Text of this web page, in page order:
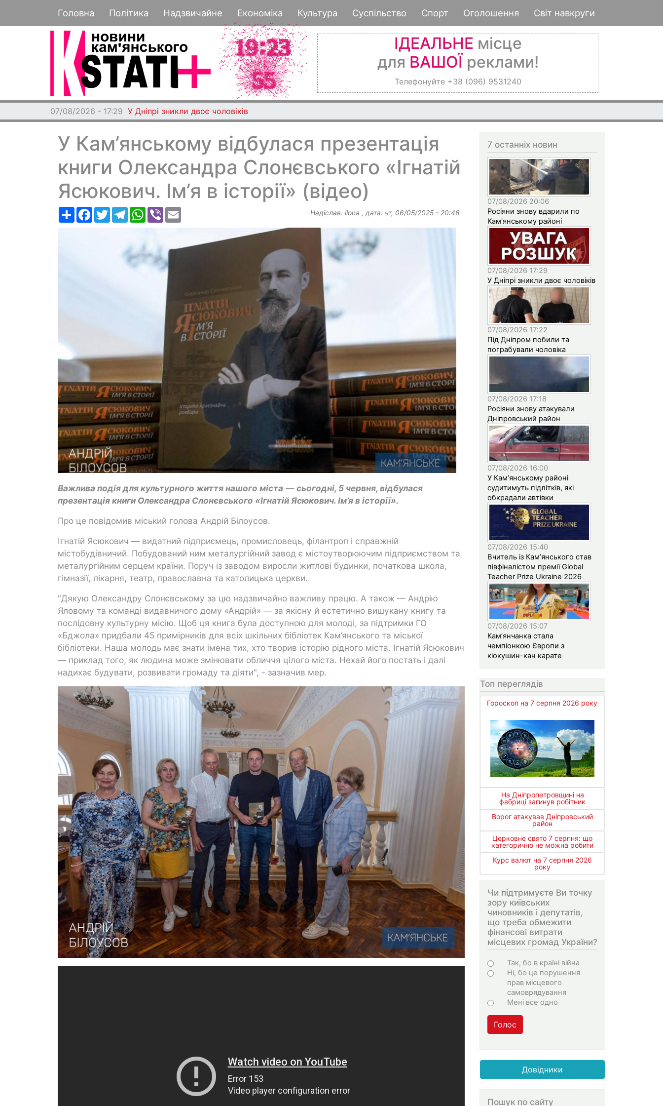
до
основного
Основная навигация
Головна Політика Надзвичайне Економіка Культура Суспільство Спорт Оголошення Світ навкруги
ІДЕАЛЬНЕ місце
для ВАШОЇ реклами!
Телефонуйте +38 (096) 9531240
07/08/2026 - 17:29 У Дніпрі зникли двоє чоловіків
У Кам’янському відбулася презентація
книги Олександра Слонєвського «Ігнатій
Ясюкович. Ім’я в історії» (відео)
РесурсFacebook
TwitterTelegramWhatsApp
Viber Надіслав: ilona , дата: чт, 06/05/2025 - 20:46
Важлива подія для культурного життя нашого міста —сьогодні, 5 червня, відбулася
презентація книги Олександра Слонєвського «Ігнатій Ясюкович. Ім’я в історії».
Про це повідомив міський голова Андрій Білоусов.
Ігнатій Ясюкович — видатний підприємець, промисловець, філантроп і справжній
містобудівничий. Побудований ним металургійний завод є містоутворюючим підприємством та
металургійним серцем країни. Поруч із заводом виросли житлові будинки, початкова школа,
гімназії, лікарня, театр, православна та католицька церкви.
"Дякую Олександру Слонєвському за цю надзвичайно важливу працю. А також — Андрію
Яловому та команді видавничого дому «Андрій» — за якісну й естетично вишукану книгу та
послідовну культурну місію. Щоб ця книга була доступною для молоді, за підтримки ГО
«Бджола» придбали 45 примірників для всіх шкільних бібліотек Кам’янського та міської
бібліотеки. Наша молодь має знати імена тих, хто творив історію рідного міста. Ігнатій Ясюкович
— приклад того, як людина може змінювати обличчя цілого міста. Нехай його постать і далі
надихає будувати, розвивати громаду та діяти", - зазначив мер.
7 останніх новин
07/08/2026 20:06
Росіяни знову вдарили по
Кам'янському районі
07/08/2026 17:29
У Дніпрі зникли двоє чоловіків
07/08/2026 17:22
Під Дніпром побили та
пограбували чоловіка
07/08/2026 17:18
Росіяни знову атакували
Дніпровський район
07/08/2026 16:00
У Кам’янському районі
судитимуть підлітків, які
обкрадали автівки
07/08/2026 15:40
Вчитель із Кам’янського став
півфіналістом премії Global
Teacher Prize Ukraine 2026
07/08/2026 15:07
Кам’янчанка стала
чемпіонкою Європи з
кіокушин-кан карате
Топ переглядів
Гороскоп на 7 серпня 2026 року
На Дніпропетровщині на
фабриці загинув робітник
Ворог атакував Дніпровський
район
Церковне свято 7 серпня: що
категорично не можна робити
Курс валют на 7 серпня 2026
року
Чи підтримуєте Ви точку
зору київських
чиновників і депутатів,
що треба обмежити
фінансові витрати
місцевих громад України?
Варіанти
Так, бо в країні війна
Ні, бо це порушення
прав місцевого
самоврядування
Мені все одно
Голос
Довідники
Пошук по сайту